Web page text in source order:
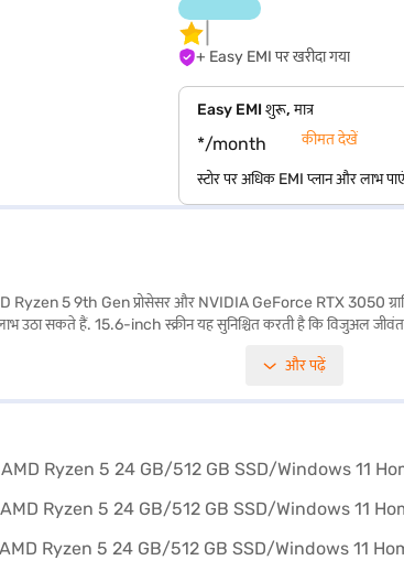
+ Easy EMI पर खरीदा गया
Easy EMI शुरू, मात्र
*/month कीमत देखें
स्टोर पर अधिक EMI प्लान और लाभ
5 9th Gen प्रोसेसर और NVIDIA GeForce RTX 3050
उठा सकते हैं. 15.6-inch स्क्रीन यह सुनिश्चित करती है कि विजुअल
या पार्टनर स्टोर पर जाएं और Easy EMIs का लाभ उठाएं.
और पढ़ें